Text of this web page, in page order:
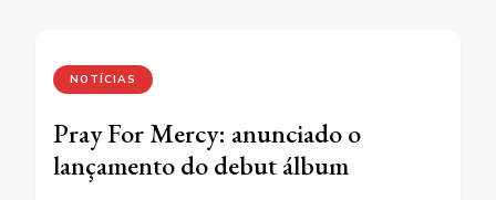
NOTÍCIAS
Pray For Mercy: anunciado o
lançamento do debut álbum